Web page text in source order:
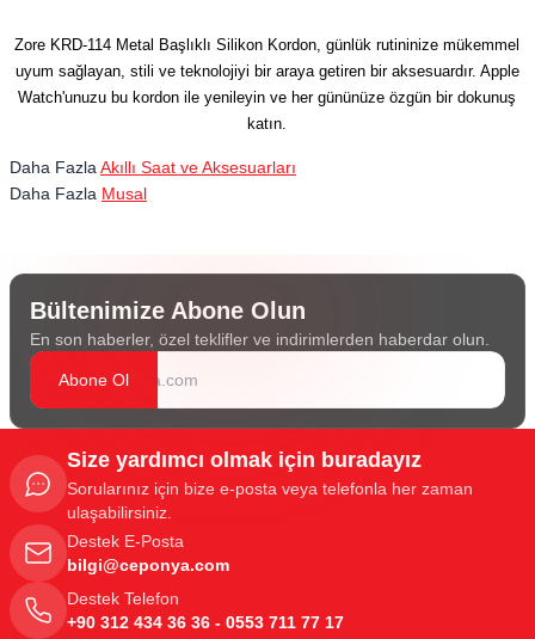
Zore KRD-114 Metal Başlıklı Silikon Kordon, günlük rutininize mükemmel
uyum sağlayan, stili ve teknolojiyi bir araya getiren bir aksesuardır. Apple
Watch'unuzu bu kordon ile yenileyin ve her gününüze özgün bir dokunuş
katın.
Daha Fazla Akıllı Saat ve Aksesuarları
Daha Fazla Musal
Bültenimize Abone Olun
En son haberler, özel teklifler ve indirimlerden haberdar olun.
Abone Ol
Size yardımcı olmak için buradayız
Sorularınız için bize e-posta veya telefonla her zaman
ulaşabilirsiniz.
Destek E-Posta
bilgi@ceponya.com
Destek Telefon
+90 312 434 36 36 - 0553 711 77 17